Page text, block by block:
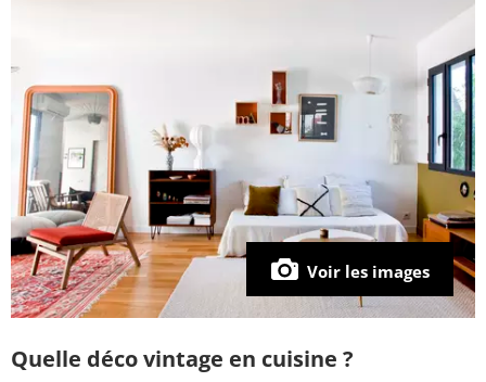
Voir les images
Quelle déco vintage en cuisine ?